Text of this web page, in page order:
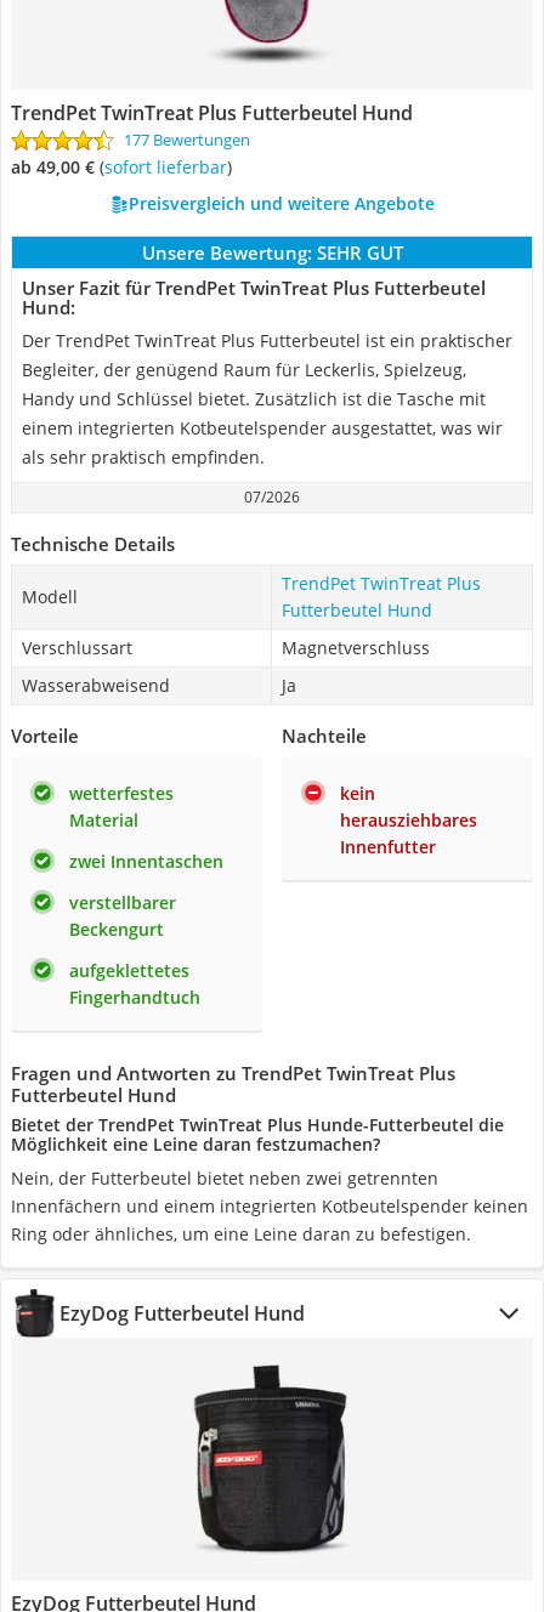
TrendPet TwinTreat Plus Futterbeutel Hund
177 Bewertungen
ab 49,00 € ( Sofort lieferbar)
Preisvergleich und weitere Angebote
Unsere Bewertung: SEHR GUT
Unser Fazit für TrendPet TwinTreat Plus Futterbeutel
Hund:
Der TrendPet TwinTreat Plus Futterbeutel ist ein praktischer
Begleiter, der genügend Raum für Leckerlis, Spielzeug,
Handy und Schlüssel bietet. Zusätzlich ist die Tasche mit
einem integrierten Kotbeutelspender ausgestattet, was wir
als sehr praktisch empfinden.
07/2026
Technische Details
Modell
TrendPet TwinTreat Plus
Futterbeutel Hund
Verschlussart
Magnetverschluss
Wasserabweisend
Ja
Vorteile
wetterfestes
Material
zwei Innentaschen
verstellbarer
Beckengurt
aufgeklettetes
Fingerhandtuch
Nachteile
kein
herausziehbares
Innenfutter
Fragen und Antworten zu TrendPet TwinTreat Plus
Futterbeutel Hund
Bietet der TrendPet TwinTreat Plus Hunde-Futterbeutel die
Möglichkeit eine Leine daran festzumachen?
Nein, der Futterbeutel bietet neben zwei getrennten
Innenfächern und einem integrierten Kotbeutelspender keinen
Ring oder ähnliches, um eine Leine daran zu befestigen.
EzyDog Futterbeutel Hund
EzyDog Futterbeutel Hund